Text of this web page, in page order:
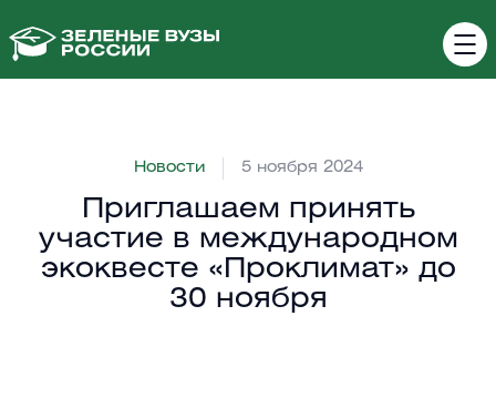
Новости 5 ноября 2024
Приглашаем принять
участие в международном
экоквесте «Проклимат» до
30 ноября